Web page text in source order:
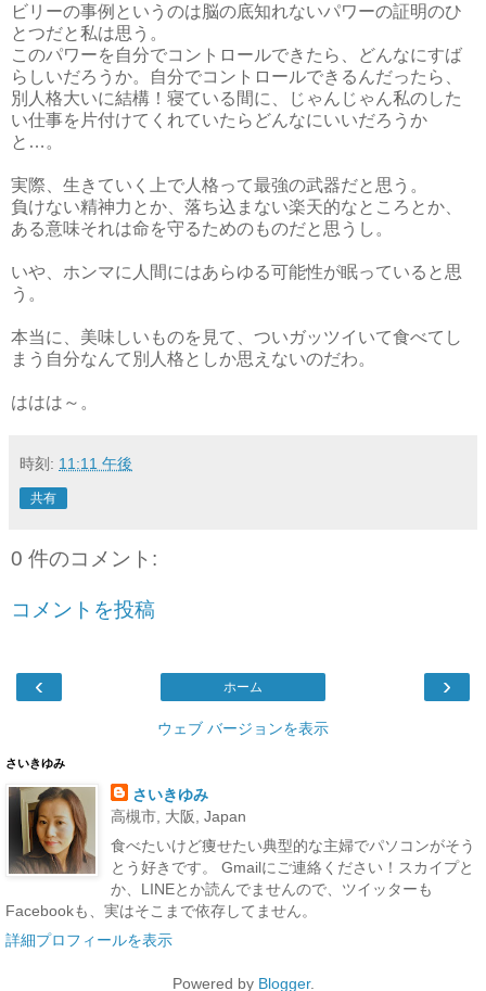
ビリーの事例というのは脳の底知れないパワーの証明のひ
とつだと私は思う。
このパワーを自分でコントロールできたら、どんなにすば
らしいだろうか。自分でコントロールできるんだったら、
別人格大いに結構！寝ている間に、じゃんじゃん私のした
い仕事を片付けてくれていたらどんなにいいだろうか
と…。
実際、生きていく上で人格って最強の武器だと思う。
負けない精神力とか、落ち込まない楽天的なところとか、
ある意味それは命を守るためのものだと思うし。
いや、ホンマに人間にはあらゆる可能性が眠っていると思
う。
本当に、美味しいものを見て、ついガッツイいて食べてし
まう自分なんて別人格としか思えないのだわ。
ははは～。
時刻: 11:11 午後
共有
0 件のコメント:
コメントを投稿
‹ ›
ホーム
ウェブ バージョンを表示
さいきゆみ
さいきゆみ
高槻市, 大阪, Japan
食べたいけど痩せたい典型的な主婦でパソコンがそう
とう好きです。 Gmailにご連絡ください！スカイプと
か、LINEとか読んでませんので、ツイッターも
Facebookも、実はそこまで依存してません。
詳細プロフィールを表示
Powered by Blogger.